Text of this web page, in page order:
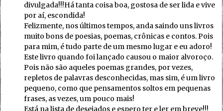
divulgada!!!Há tanta coisa boa, gostosa de ser lida e vive
por aí, escondida!
Felizmente, nos últimos tempos, anda saindo uns livros
muito bons de poesias, poemas, crônicas e contos. Pois
para mim, é tudo parte de um mesmo lugar e eu adoro!
Este livro quando foi lançado causou o maior alvoroço.
Pois não são aqueles poemas grandes, por vezes,
repletos de palavras desconhecidas, mas sim, é um livro
pequeno, como que pensamentos soltos em pequenas
frases, as vezes, um pouco mais!
Está na lista de desejados e espero ter e ler em breve!!!